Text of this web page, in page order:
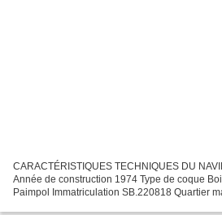
CARACTÉRISTIQUES TECHNIQUES DU
Année de construction 1974 Type de coque
Paimpol Immatriculation SB.220818 Quartier